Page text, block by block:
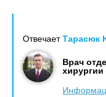
ОтвечаетТарасюк
Врач
хирургии